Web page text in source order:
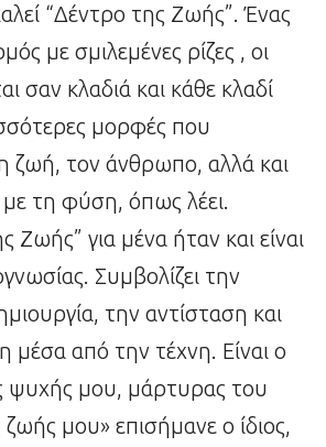
“Δέντρο της Ζωής”. Ένας
με σμιλεμένες ρίζες , οι
σαν κλαδιά και κάθε κλαδί
μορφές που
ζωή, τον άνθρωπο, αλλά και
τη φύση, όπως λέει.
Ζωής” για μένα ήταν και είναι
Συμβολίζει την
την αντίσταση και
μέσα από την τέχνη. Είναι ο
ψυχής μου, μάρτυρας του
μου» επισήμανε ο ίδιος,